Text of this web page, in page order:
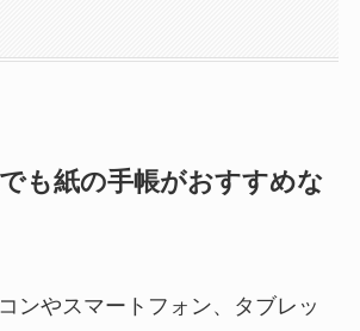
も紙の手帳がおすすめな
ンやスマートフォン、タブレッ